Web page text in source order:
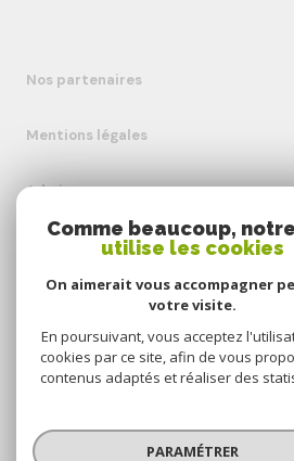
Nos partenaires
Mentions légales
Admin
Nos honoraires
Cookies
© 2026 | Tous droits réservés
Comme beaucoup,
utilise les cookies
On aimerait vous accompagner
votre visite.
En poursuivant, vous acceptez
cookies par ce site, afin de vous
contenus adaptés et réaliser des
PARAMÉTRER